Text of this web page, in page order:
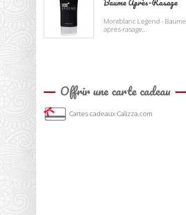
Montblanc Legend - Baume
après-rasage...
Offrir une carte cadeau
Cartes cadeaux Calizza.com